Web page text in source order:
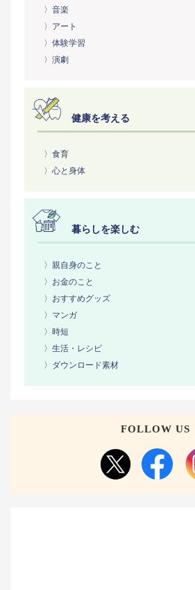
〉音楽
〉アート
〉体験学習
〉演劇
健康を考える
〉食育
〉心と身体
暮らしを楽しむ
〉親自身のこと
〉お金のこと
〉おすすめグッズ
〉マンガ
〉時短
〉生活・レシピ
〉ダウンロード素材
FOLLOW US